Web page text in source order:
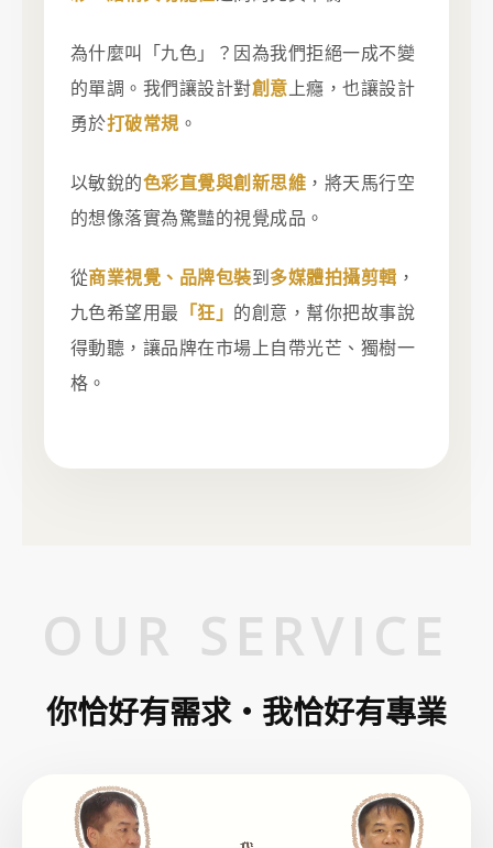
為什麼叫「九色」？因為我們拒絕一成不變
的單調。我們讓設計對創意上癮，也讓設計
勇於打破常規 。
以敏銳的色彩直覺與創新思維 ，將天馬行空
的想像落實為驚豔的視覺成品。
從商業視覺、品牌包裝到多媒體拍攝剪輯 ，
九色希望用最 「狂」 的創意，幫你把故事說
得動聽，讓品牌在市場上自帶光芒、獨樹一
格。
OUR SERVICE
你恰好有需求‧我恰好有專業